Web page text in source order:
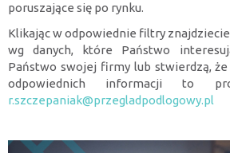
poruszające się po rynku.
Klikając w odpowiednie filtry
wg danych, które Państwo
Państwo swojej firmy lub stwierdzą,
odpowiednich informacji to
r.szczepaniak@przegladpodlogowy.pl